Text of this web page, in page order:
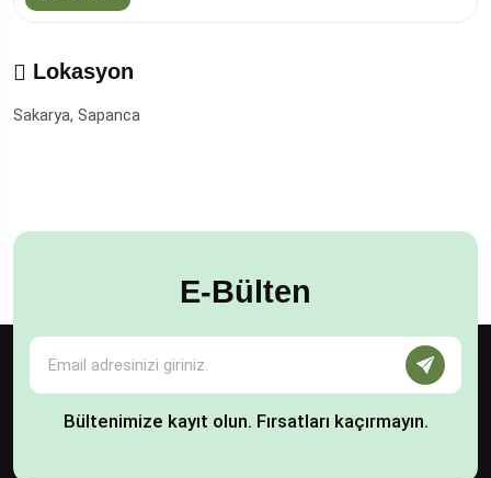
Lokasyon
Sakarya, Sapanca
E-Bülten
Bültenimize kayıt olun. Fırsatları kaçırmayın.